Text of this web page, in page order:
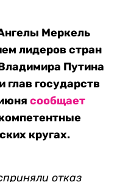
Меркель
лидеров стран
Путина
глав государств
сообщает
кругах.
отказ